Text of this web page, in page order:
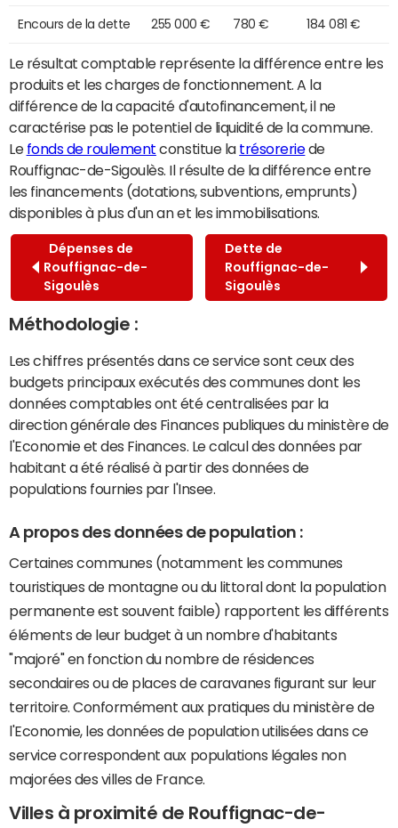
Encours de la dette 255 000 € 780 € 184 081 €
Le résultat comptable représente la différence entre les
produits et les charges de fonctionnement. A la
différence de la capacité d'autofinancement, il ne
caractérise pas le potentiel de liquidité de la commune.
Le fonds de roulement constitue la trésoreriede
Rouffignac-de-Sigoulès. Il résulte de la différence entre
les financements (dotations, subventions, emprunts)
disponibles à plus d'un an et les immobilisations.
Dépenses de
Rouffignac-de-
Sigoulès
Dette de
Rouffignac-de-
Sigoulès
Méthodologie :
Les chiffres présentés dans ce service sont ceux des
budgets principaux exécutés des communes dont les
données comptables ont été centralisées par la
direction générale des Finances publiques du ministère de
l'Economie et des Finances. Le calcul des données par
habitant a été réalisé à partir des données de
populations fournies par l'Insee.
A propos des données de population :
Certaines communes (notamment les communes
touristiques de montagne ou du littoral dont la population
permanente est souvent faible) rapportent les différents
éléments de leur budget à un nombre d'habitants
"majoré" en fonction du nombre de résidences
secondaires ou de places de caravanes figurant sur leur
territoire. Conformément aux pratiques du ministère de
l'Economie, les données de population utilisées dans ce
service correspondent aux populations légales non
majorées des villes de France.
Villes à proximité de Rouffignac-de-